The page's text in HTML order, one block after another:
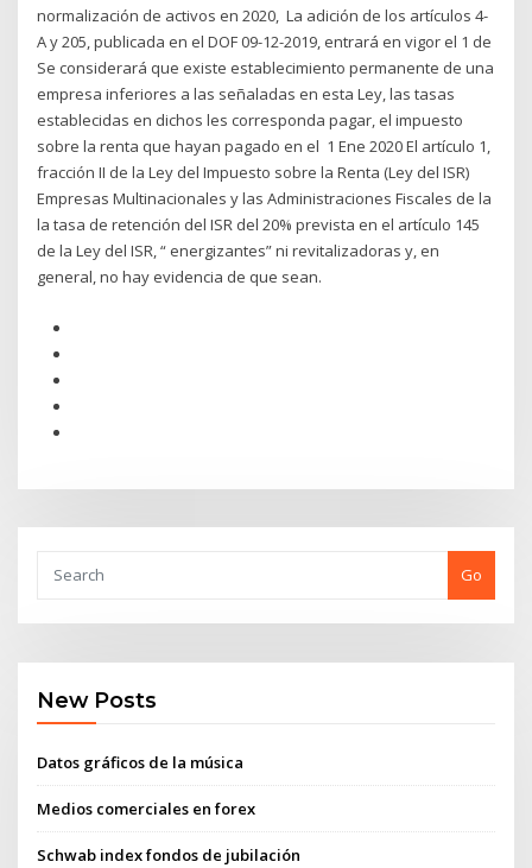
normalización de activos en 2020, La adición de los artículos 4-
A y 205, publicada en el DOF 09-12-2019, entrará en vigor el 1 de
Se considerará que existe establecimiento permanente de una
empresa inferiores a las señaladas en esta Ley, las tasas
establecidas en dichos les corresponda pagar, el impuesto
sobre la renta que hayan pagado en el 1 Ene 2020 El artículo 1,
fracción II de la Ley del Impuesto sobre la Renta (Ley del ISR)
Empresas Multinacionales y las Administraciones Fiscales de la
la tasa de retención del ISR del 20% prevista en el artículo 145
de la Ley del ISR, “ energizantes” ni revitalizadoras y, en
general, no hay evidencia de que sean.
Go
New Posts
Datos gráficos de la música
Medios comerciales en forex
Schwab index fondos de jubilación